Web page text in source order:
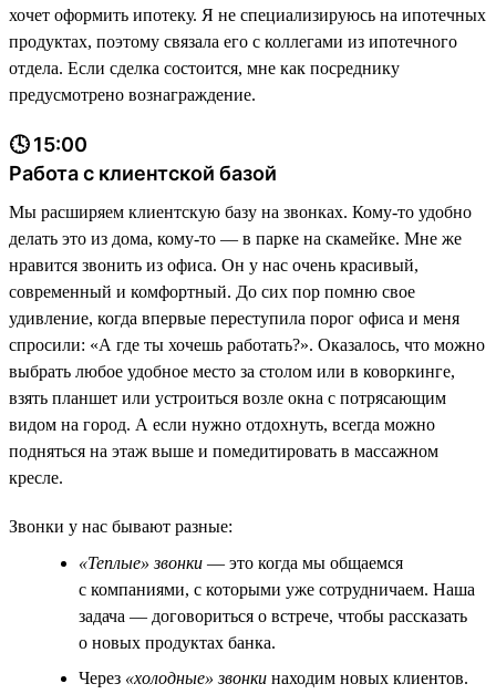
хочет оформить ипотеку. Я не специализируюсь на ипотечных
продуктах, поэтому связала его с коллегами из ипотечного
отдела. Если сделка состоится, мне как посреднику
предусмотрено вознаграждение.
🕓 15:00
Работа с клиентской базой
Мы расширяем клиентскую базу на звонках. Кому-то удобно
делать это из дома, кому-то — в парке на скамейке. Мне же
нравится звонить из офиса. Он у нас очень красивый,
современный и комфортный. До сих пор помню свое
удивление, когда впервые переступила порог офиса и меня
спросили: «А где ты хочешь работать?». Оказалось, что можно
выбрать любое удобное место за столом или в коворкинге,
взять планшет или устроиться возле окна с потрясающим
видом на город. А если нужно отдохнуть, всегда можно
подняться на этаж выше и помедитировать в массажном
кресле.
Звонки у нас бывают разные:
«Теплые» звонки — это когда мы общаемся
с компаниями, с которыми уже сотрудничаем. Наша
задача — договориться о встрече, чтобы рассказать
о новых продуктах банка.
Через «холодные» звонки находим новых клиентов.